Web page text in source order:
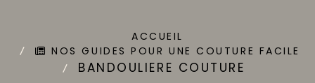
ACCUEIL
NOS GUIDES POUR UNE COUTURE FACILE
BANDOULIERE COUTURE